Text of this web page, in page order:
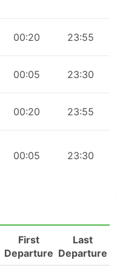
00:20 23:55
00:05 23:30
00:20 23:55
00:05 23:30
First
Departure
Last
Departure